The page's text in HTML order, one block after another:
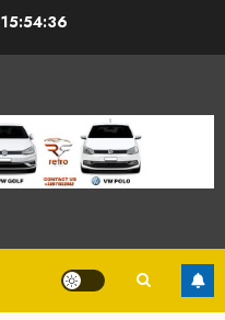
15:54:36